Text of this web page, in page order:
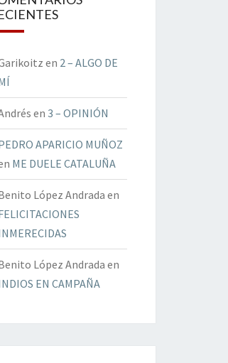
en 2 – ALGO DE
en 3 – OPINIÓN
APARICIO MUÑOZ
ME DUELE CATALUÑA
López Andrada en
López Andrada en
EN CAMPAÑA